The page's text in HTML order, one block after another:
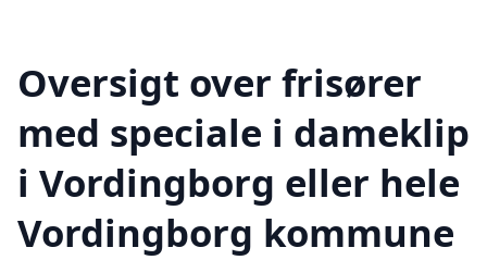
Oversigt over frisører
med speciale i dameklip
i Vordingborg eller hele
Vordingborg kommune